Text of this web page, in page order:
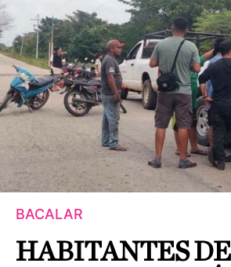
BACALAR
HABITANTES DE